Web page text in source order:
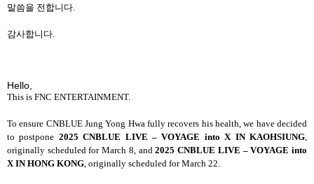
말씀을 전합니다.
감사합니다.
Hello,
This is FNC ENTERTAINMENT.
To ensure CNBLUE Jung Yong Hwa fully recovers his health, we have decided
to postpone 2025 CNBLUE LIVE – VOYAGE into X IN KAOHSIUNG,
originally scheduled for March 8, and2025 CNBLUE LIVE – VOYAGE into
X IN HONG KONG, originally scheduled for March 22.